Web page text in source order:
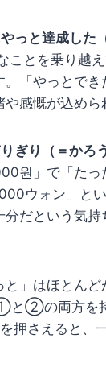
っと達成した
ことを乗り越
。「やっとで
感慨が込めら
ぎり（＝かろ
원」で「たっ
ウォン」と
分だという気持
と」はほとん
と②の両方を
押さえると、